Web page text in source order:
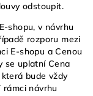
odstoupit.
shopu, v návrhu
rozporu mezi
E-shopu a Cenou
se uplatní Cena
bude vždy
návrhu